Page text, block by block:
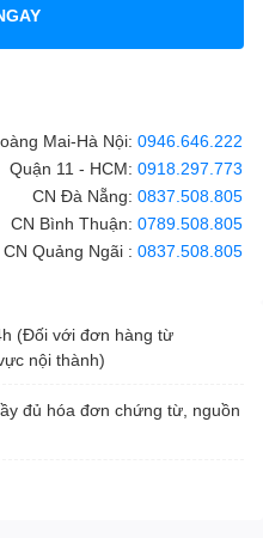
Mai-Hà Nội: 0946.646.222
Quận 11 - HCM: 0918.297.773
CN Đà Nẵng: 0837.508.805
CN Bình Thuận: 0789.508.805
CN Quảng Ngãi : 0837.508.805
(Đối với đơn hàng từ
nội thành)
đủ hóa đơn chứng từ, nguồn